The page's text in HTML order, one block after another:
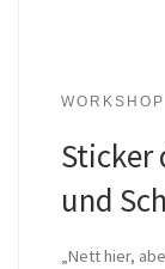
WORKSHOP
Sticker
und
„Nett hier,